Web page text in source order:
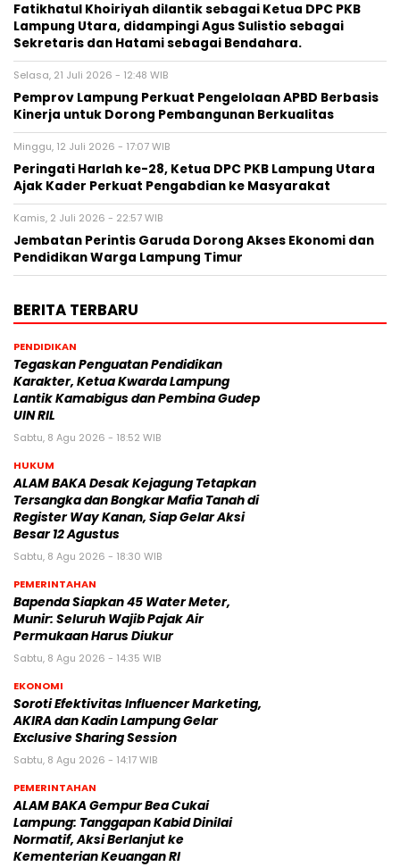
Fatikhatul Khoiriyah dilantik sebagai Ketua DPC PKB
Lampung Utara, didampingi Agus Sulistio sebagai
Sekretaris dan Hatami sebagai Bendahara.
Selasa, 21 Juli 2026 - 12:48 WIB
Pemprov Lampung Perkuat Pengelolaan APBD Berbasis
Kinerja untuk Dorong Pembangunan Berkualitas
Minggu, 12 Juli 2026 - 17:07 WIB
Peringati Harlah ke-28, Ketua DPC PKB Lampung Utara
Ajak Kader Perkuat Pengabdian ke Masyarakat
Kamis, 2 Juli 2026 - 22:57 WIB
Jembatan Perintis Garuda Dorong Akses Ekonomi dan
Pendidikan Warga Lampung Timur
BERITA TERBARU
PENDIDIKAN
Tegaskan Penguatan Pendidikan
Karakter, Ketua Kwarda Lampung
Lantik Kamabigus dan Pembina Gudep
UIN RIL
Sabtu, 8 Agu 2026 - 18:52 WIB
HUKUM
ALAM BAKA Desak Kejagung Tetapkan
Tersangka dan Bongkar Mafia Tanah di
Register Way Kanan, Siap Gelar Aksi
Besar 12 Agustus
Sabtu, 8 Agu 2026 - 18:30 WIB
PEMERINTAHAN
‎Bapenda Siapkan 45 Water Meter,
Munir: Seluruh Wajib Pajak Air
Permukaan Harus Diukur
Sabtu, 8 Agu 2026 - 14:35 WIB
EKONOMI
Soroti Efektivitas Influencer Marketing,
AKIRA dan Kadin Lampung Gelar
Exclusive Sharing Session
Sabtu, 8 Agu 2026 - 14:17 WIB
PEMERINTAHAN
ALAM BAKA Gempur Bea Cukai
Lampung: Tanggapan Kabid Dinilai
Normatif, Aksi Berlanjut ke
Kementerian Keuangan RI